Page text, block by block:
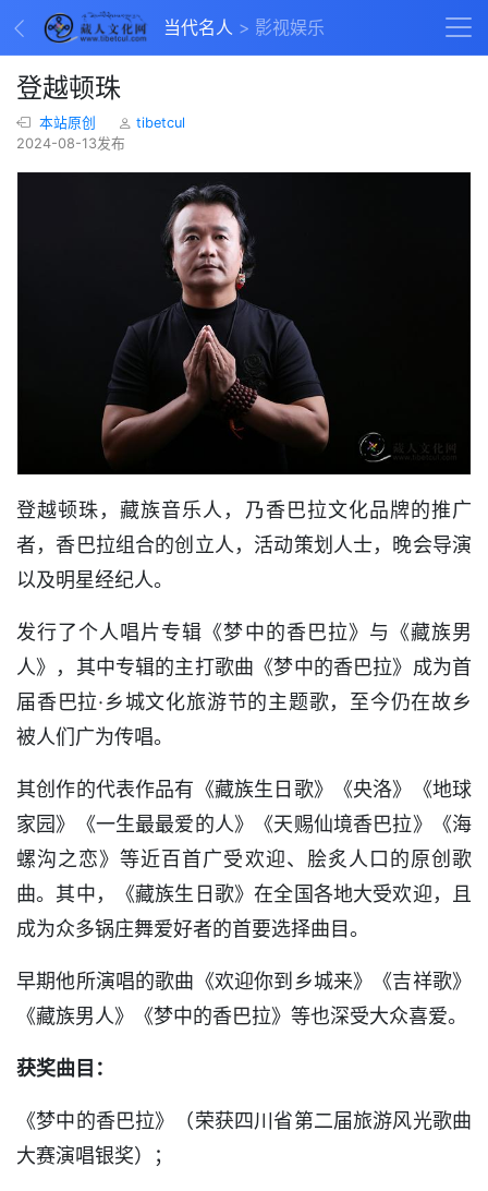
当代名人 影视娱乐
登越顿珠
本站原创
tibetcul
2024-08-13发布
登越顿珠，藏族音乐人，乃香巴拉文化品牌的推广
者，香巴拉组合的创立人，活动策划人士，晚会导演
以及明星经纪人。
发行了个人唱片专辑《梦中的香巴拉》与《藏族男
人》，其中专辑的主打歌曲《梦中的香巴拉》成为首
届香巴拉·乡城文化旅游节的主题歌，至今仍在故乡
被人们广为传唱。
其创作的代表作品有《藏族生日歌》《央洛》《地球
家园》《一生最最爱的人》《天赐仙境香巴拉》《海
螺沟之恋》等近百首广受欢迎、脍炙人口的原创歌
曲。其中，《藏族生日歌》在全国各地大受欢迎，且
成为众多锅庄舞爱好者的首要选择曲目。
早期他所演唱的歌曲《欢迎你到乡城来》《吉祥歌》
《藏族男人》《梦中的香巴拉》等也深受大众喜爱。
获奖曲目：
《梦中的香巴拉》（荣获四川省第二届旅游风光歌曲
大赛演唱银奖）；